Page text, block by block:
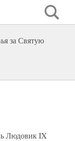
за Святую
Людовик IX